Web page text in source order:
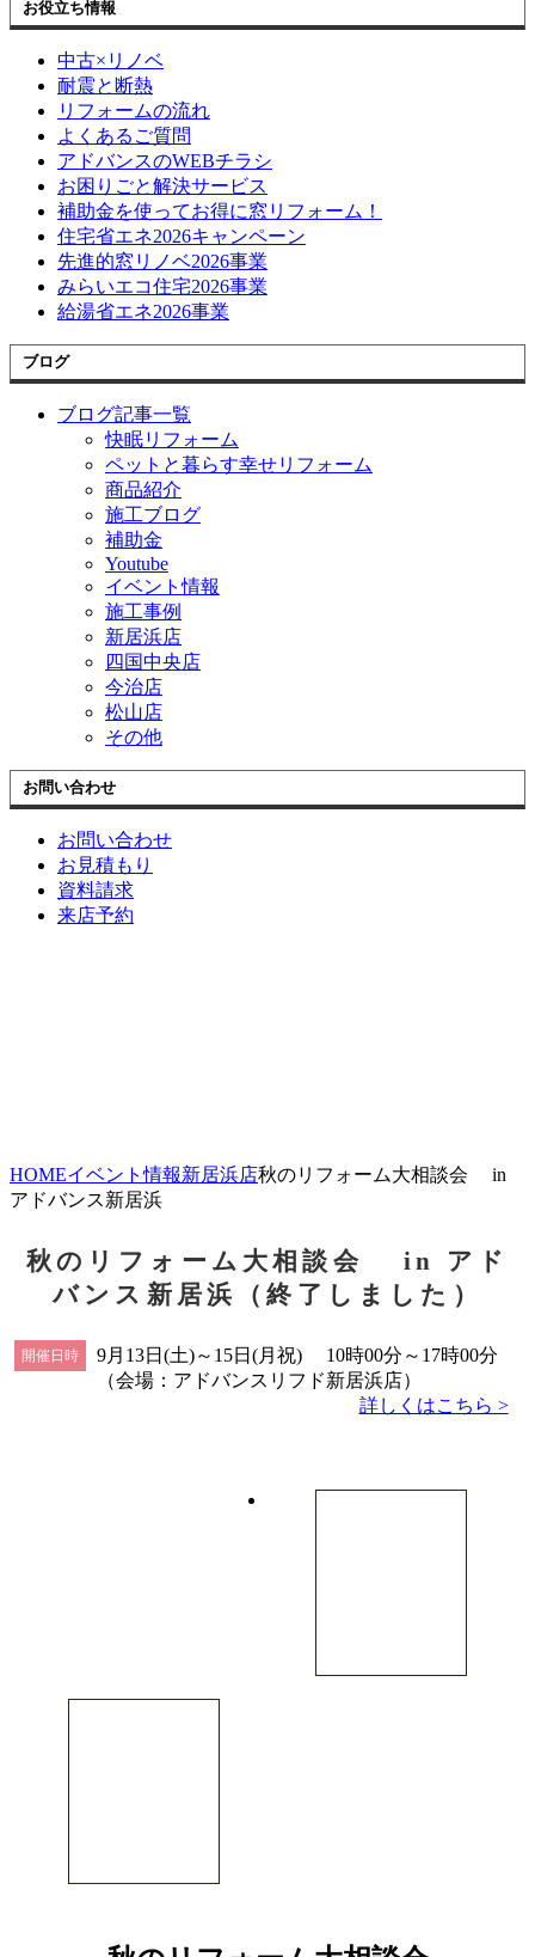
お役立ち情報
中古×リノベ
耐震と断熱
リフォームの流れ
よくあるご質問
アドバンスのWEBチラシ
お困りごと解決サービス
補助金を使ってお得に窓リフォーム！
住宅省エネ2026キャンペーン
先進的窓リノベ2026事業
みらいエコ住宅2026事業
給湯省エネ2026事業
ブログ
ブログ記事一覧
快眠リフォーム
ペットと暮らす幸せリフォーム
商品紹介
施工ブログ
補助金
Youtube
イベント情報
施工事例
新居浜店
四国中央店
今治店
松山店
その他
お問い合わせ
お問い合わせ
お見積もり
資料請求
来店予約
HOMEイベント情報新居浜店秋のリフォーム大相談会 in
アドバンス新居浜
秋のリフォーム大相談会 in アド
バンス新居浜（終了しました）
開催日時
9月13日(土)～15日(月祝) 10時00分～17時00分
（会場：アドバンスリフド新居浜店）
詳しくはこちら >